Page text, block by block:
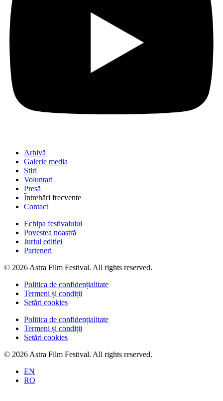
Arhivă
Galerie media
Știri
Voluntari
Presă
Întrebări frecvente
Contact
Echipa festivalului
Povestea noastră
Juriul ediției
Parteneri
© 2026 Astra Film Festival. All rights reserved.
Politica de confidențialitate
Termeni și condiții
Setări cookies
Politica de confidențialitate
Termeni și condiții
Setări cookies
© 2026 Astra Film Festival. All rights reserved.
EN
RO